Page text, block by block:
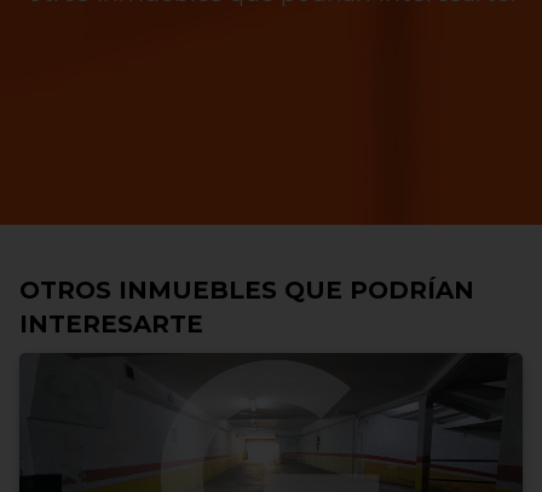
OTROS INMUEBLES QUE PODRÍAN
INTERESARTE